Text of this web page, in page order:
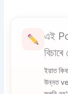
এই
ইয়াত
উন্নত